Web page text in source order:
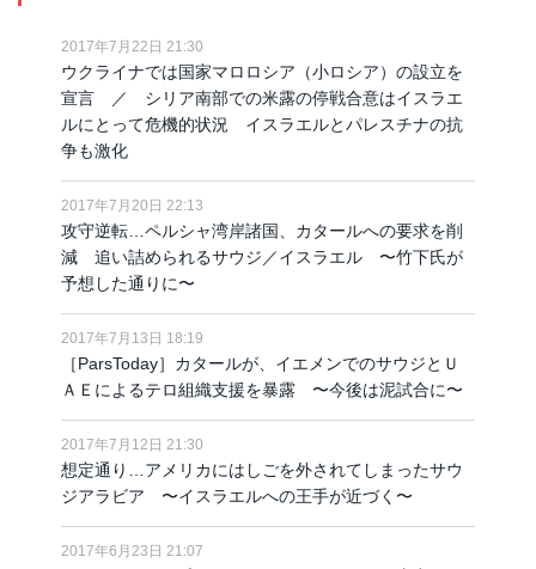
2017年7月22日 21:30
ウクライナでは国家マロロシア（小ロシア）の設立を
宣言 ／ シリア南部での米露の停戦合意はイスラエ
ルにとって危機的状況 イスラエルとパレスチナの抗
争も激化
2017年7月20日 22:13
攻守逆転…ペルシャ湾岸諸国、カタールへの要求を削
減 追い詰められるサウジ／イスラエル 〜竹下氏が
予想した通りに〜
2017年7月13日 18:19
［ParsToday］カタールが、イエメンでのサウジとＵ
ＡＥによるテロ組織支援を暴露 〜今後は泥試合に〜
2017年7月12日 21:30
想定通り…アメリカにはしごを外されてしまったサウ
ジアラビア 〜イスラエルへの王手が近づく〜
2017年6月23日 21:07